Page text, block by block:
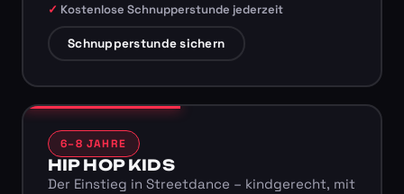
Kostenlose Schnupperstunde jederzeit
Schnupperstunde sichern
6–8 JAHRE
HIP HOP KIDS
Der Einstieg in Streetdance – kindgerecht, mit